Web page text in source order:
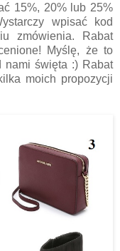
15%, 20% lub 25%
wpisać kod
zmówienia. Rabat
Myślę, że to
nami święta :) Rabat
moich propozycji